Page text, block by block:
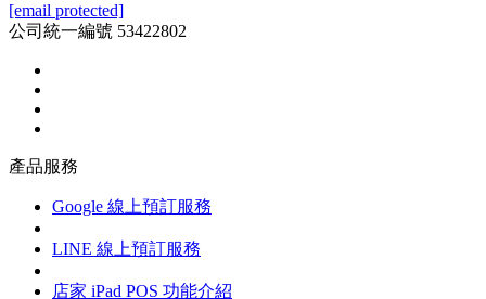
[email protected]
公司統一編號 53422802
產品服務
Google 線上預訂服務
LINE 線上預訂服務
店家 iPad POS 功能介紹